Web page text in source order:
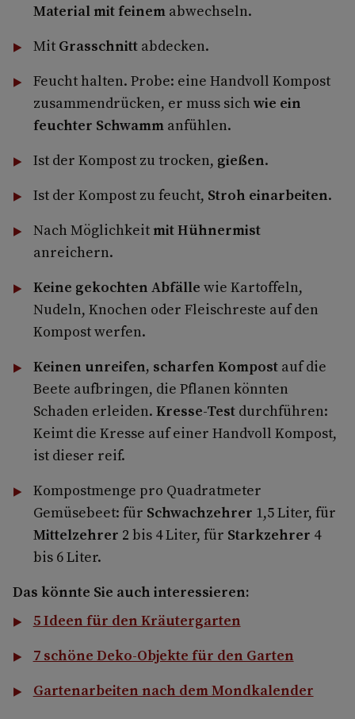
Material mit feinem abwechseln.
Mit Grasschnitt abdecken.
Feucht halten. Probe: eine Handvoll Kompost
zusammendrücken, er muss sich wie ein
feuchter Schwamm anfühlen.
Ist der Kompost zu trocken, gießen.
Ist der Kompost zu feucht, Stroh einarbeiten.
Nach Möglichkeit mit Hühnermist
anreichern.
Keine gekochten Abfälle wie Kartoffeln,
Nudeln, Knochen oder Fleischreste auf den
Kompost werfen.
Keinen unreifen, scharfen Kompost auf die
Beete aufbringen, die Pflanen könnten
Schaden erleiden. Kresse-Test durchführen:
Keimt die Kresse auf einer Handvoll Kompost,
ist dieser reif.
Kompostmenge pro Quadratmeter
Gemüsebeet: für Schwachzehrer 1,5 Liter, für
Mittelzehrer 2 bis 4 Liter, für Starkzehrer 4
bis 6 Liter.
Das könnte Sie auch interessieren:
5 Ideen für den Kräutergarten
7 schöne Deko-Objekte für den Garten
Gartenarbeiten nach dem Mondkalender